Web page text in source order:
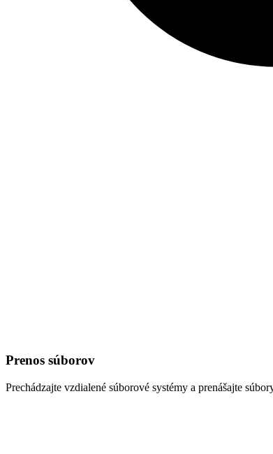
Prenos súborov
Prechádzajte vzdialené súborové systémy a prenášajte